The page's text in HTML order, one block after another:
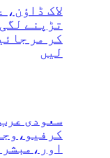
لاک
تڑپنے
کر مر
لیں
سعودی